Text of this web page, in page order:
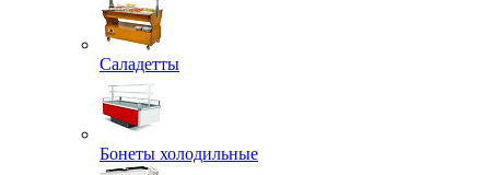
Саладетты
Бонеты холодильные